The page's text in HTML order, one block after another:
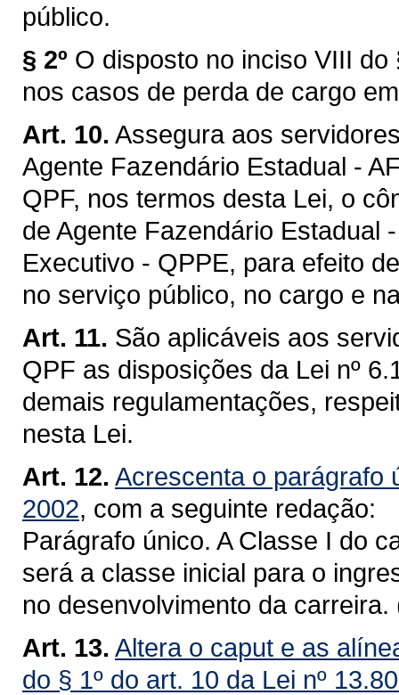
público.
§ 2º O disposto no inciso VIII
nos casos de perda de cargo
Art. 10. Assegura aos
Agente Fazendário Estadual -
QPF, nos termos desta Lei, o
de Agente Fazendário Estadual
Executivo - QPPE, para efeito
no serviço público, no cargo e
Art. 11. São aplicáveis aos
QPF as disposições da Lei nº
demais regulamentações,
nesta Lei.
Art. 12. Acrescenta o parágrafo
2002, com a seguinte redação:
Parágrafo único. A Classe I do
será a classe inicial para o
no desenvolvimento da carreira.
Art. 13. Altera o caput e as
do § 1º do art. 10 da Lei nº